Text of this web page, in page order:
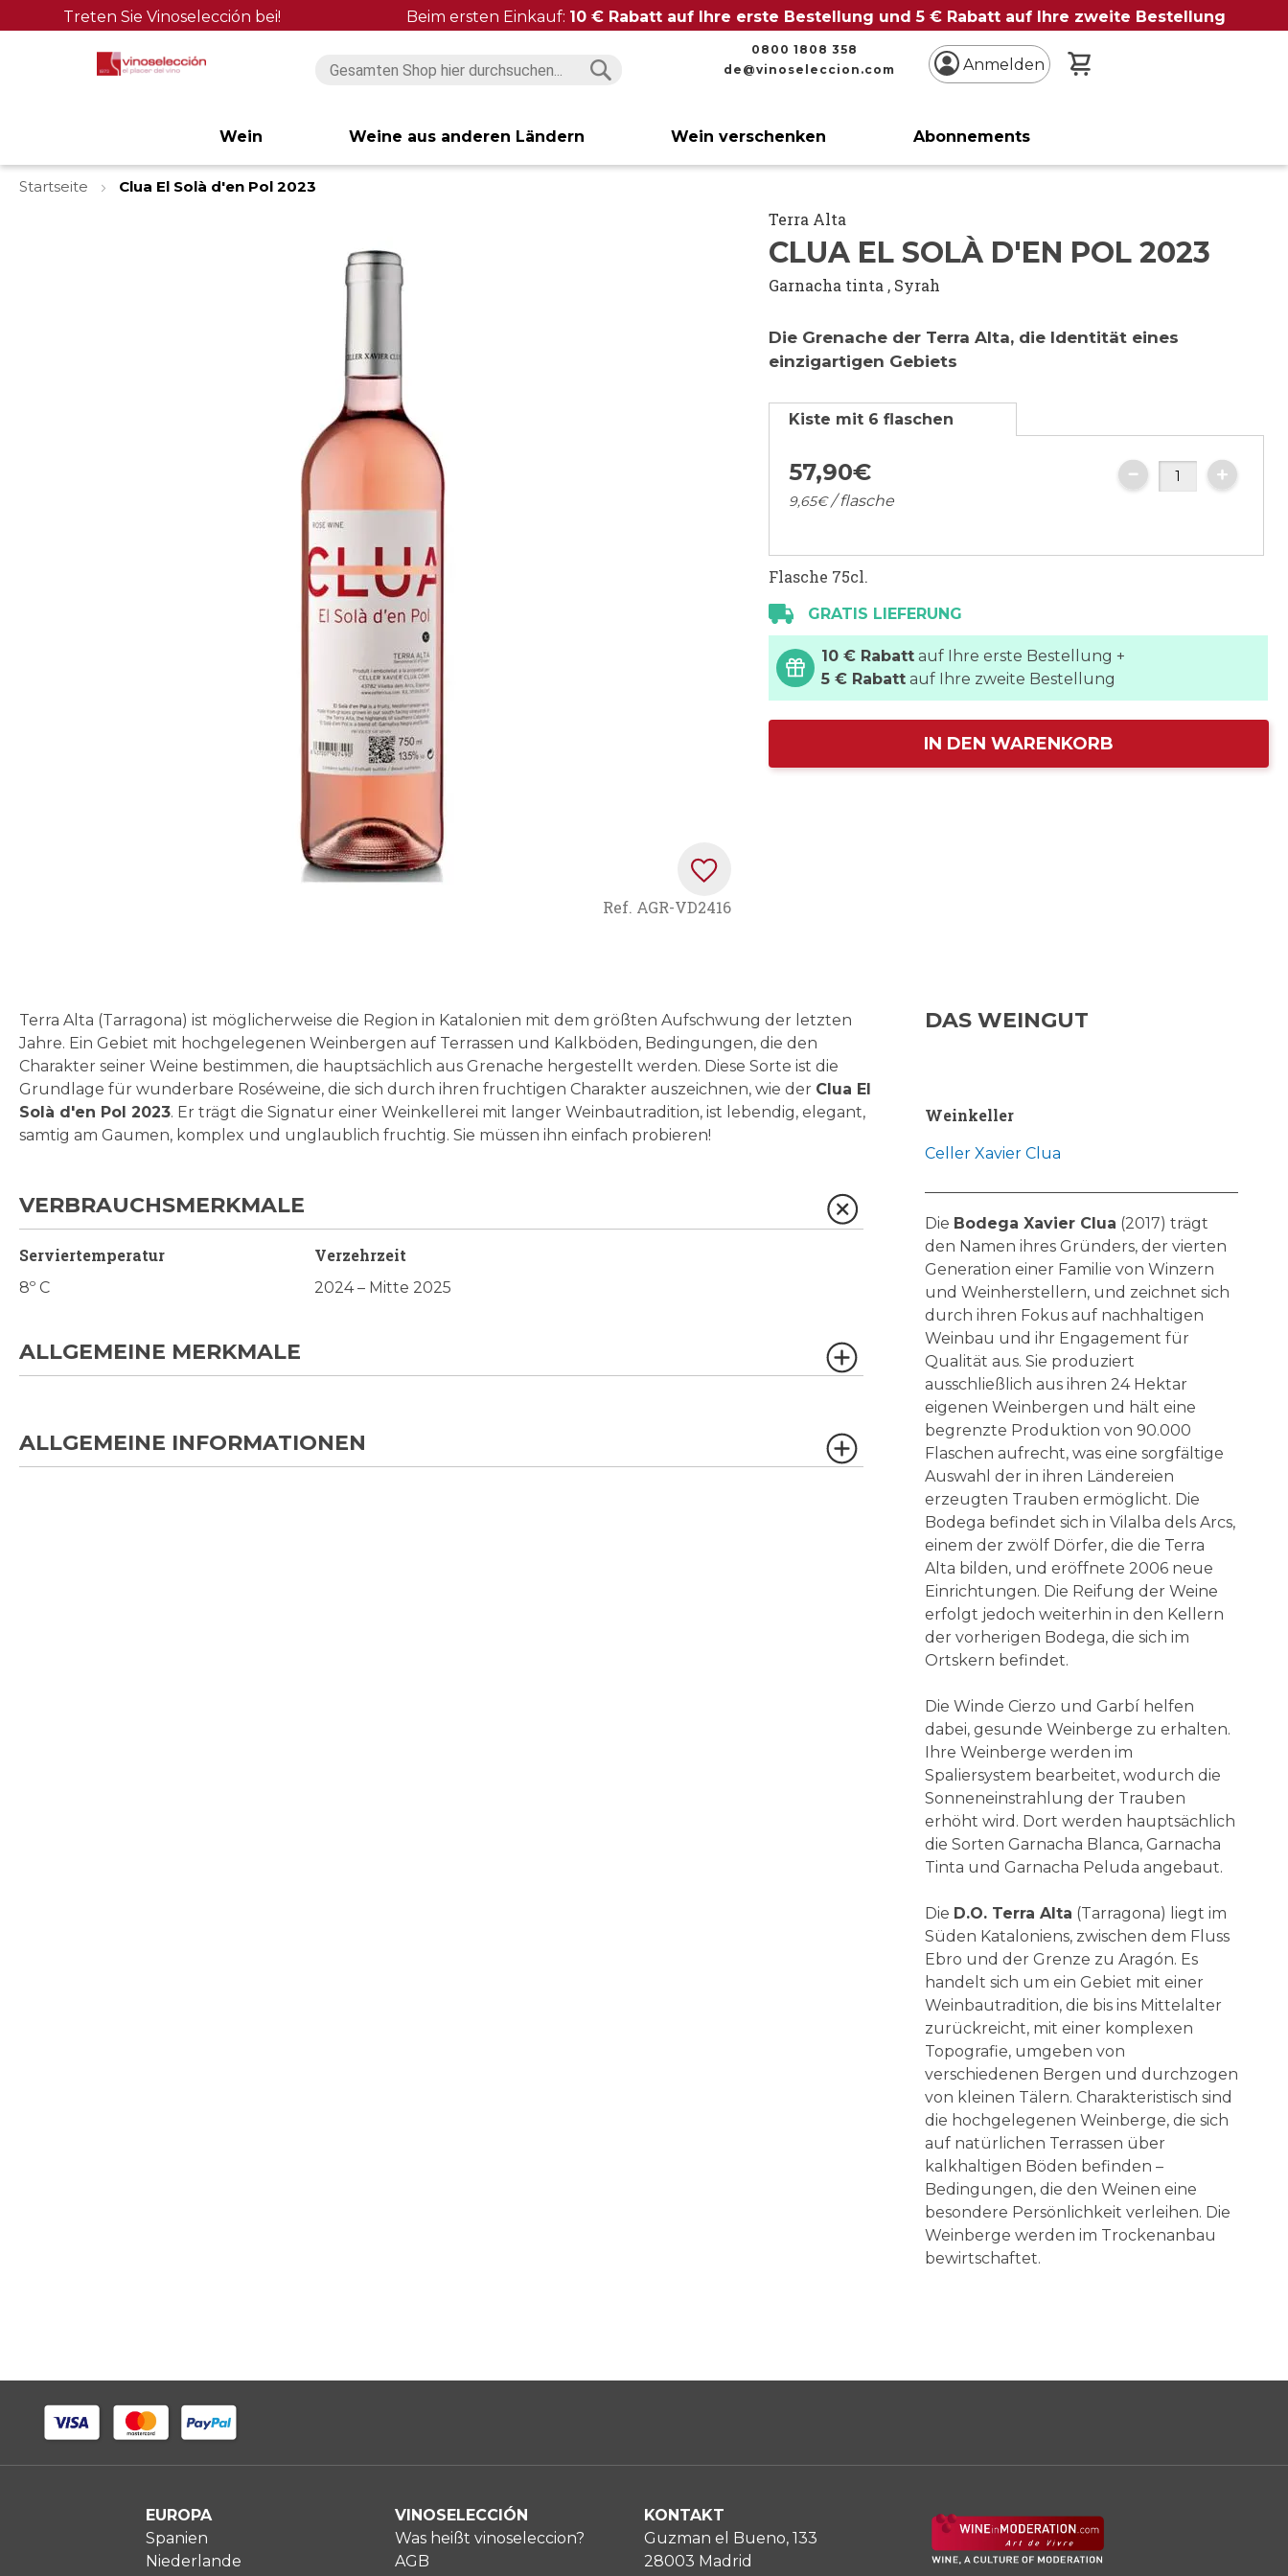
Treten Sie Vinoselección bei! Beim ersten Einkauf: 10 € Rabatt auf Ihre erste Bestellung und 5 € Rabatt auf Ihre zweite Bestellung
0800 1808 358
de@vinoseleccion.com
Anmelden
Wein Weine aus anderen Ländern Wein verschenken Abonnements
Startseite
Clua El Solà d'en Pol 2023
springen
Ref. AGR-VD2416
Terra Alta
CLUA EL SOLÀ D'EN POL 2023
Garnacha tinta , Syrah
Die Grenache der Terra Alta, die Identität eines
einzigartigen Gebiets
Kiste mit 6 flaschen
57,90€
9,65€/ flasche
Flasche 75cl.
GRATIS LIEFERUNG
10 € Rabatt auf Ihre erste Bestellung +
5 € Rabatt auf Ihre zweite Bestellung
IN DEN WARENKORB
Terra Alta (Tarragona) ist möglicherweise die Region in Katalonien mit dem größten Aufschwung der letzten
Jahre. Ein Gebiet mit hochgelegenen Weinbergen auf Terrassen und Kalkböden, Bedingungen, die den
Charakter seiner Weine bestimmen, die hauptsächlich aus Grenache hergestellt werden. Diese Sorte ist die
Grundlage für wunderbare Roséweine, die sich durch ihren fruchtigen Charakter auszeichnen, wie der Clua El
Solà d'en Pol 2023. Er trägt die Signatur einer Weinkellerei mit langer Weinbautradition, ist lebendig, elegant,
samtig am Gaumen, komplex und unglaublich fruchtig. Sie müssen ihn einfach probieren!
VERBRAUCHSMERKMALE
Serviertemperatur
8º C
Verzehrzeit
2024 – Mitte 2025
ALLGEMEINE MERKMALE
ALLGEMEINE INFORMATIONEN
DAS WEINGUT
Weinkeller
Celler Xavier Clua
Die Bodega Xavier Clua (2017) trägt
den Namen ihres Gründers, der vierten
Generation einer Familie von Winzern
und Weinherstellern, und zeichnet sich
durch ihren Fokus auf nachhaltigen
Weinbau und ihr Engagement für
Qualität aus. Sie produziert
ausschließlich aus ihren 24 Hektar
eigenen Weinbergen und hält eine
begrenzte Produktion von 90.000
Flaschen aufrecht, was eine sorgfältige
Auswahl der in ihren Ländereien
erzeugten Trauben ermöglicht. Die
Bodega befindet sich in Vilalba dels Arcs,
einem der zwölf Dörfer, die die Terra
Alta bilden, und eröffnete 2006 neue
Einrichtungen. Die Reifung der Weine
erfolgt jedoch weiterhin in den Kellern
der vorherigen Bodega, die sich im
Ortskern befindet.
Die Winde Cierzo und Garbí helfen
dabei, gesunde Weinberge zu erhalten.
Ihre Weinberge werden im
Spaliersystem bearbeitet, wodurch die
Sonneneinstrahlung der Trauben
erhöht wird. Dort werden hauptsächlich
die Sorten Garnacha Blanca, Garnacha
Tinta und Garnacha Peluda angebaut.
Die D.O. Terra Alta (Tarragona) liegt im
Süden Kataloniens, zwischen dem Fluss
Ebro und der Grenze zu Aragón. Es
handelt sich um ein Gebiet mit einer
Weinbautradition, die bis ins Mittelalter
zurückreicht, mit einer komplexen
Topografie, umgeben von
verschiedenen Bergen und durchzogen
von kleinen Tälern. Charakteristisch sind
die hochgelegenen Weinberge, die sich
auf natürlichen Terrassen über
kalkhaltigen Böden befinden –
Bedingungen, die den Weinen eine
besondere Persönlichkeit verleihen. Die
Weinberge werden im Trockenanbau
bewirtschaftet.
EUROPA
Spanien
Niederlande
VINOSELECCIÓN
Was heißt vinoseleccion?
AGB
KONTAKT
Guzman el Bueno, 133
28003 Madrid